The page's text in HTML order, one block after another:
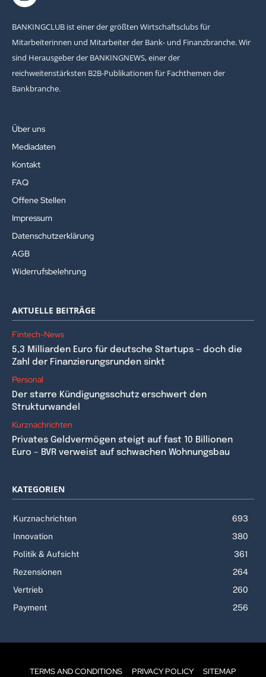
BANKINGCLUB ist einer der größten Wirtschaftsclubs für
Mitarbeiterinnen und Mitarbeiter der Bank- und Finanzbranche. Wir
sind Herausgeber der BANKINGNEWS, einer der
reichweitenstärksten B2B-Publikationen für Fachthemen der
Bankbranche.
Über uns
Mediadaten
Kontakt
FAQ
Offene Stellen
Impressum
Datenschutzerklärung
AGB
Widerrufsbelehrung
AKTUELLE BEITRÄGE
Fintech-News
5,3 Milliarden Euro für deutsche Startups – doch die
Zahl der Finanzierungsrunden sinkt
Personal
Der starre Kündigungsschutz erschwert den
Strukturwandel
Kurznachrichten
Privates Geldvermögen steigt auf fast 10 Billionen
Euro – BVR verweist auf schwachen Wohnungsbau
KATEGORIEN
Kurznachrichten
693
Innovation
380
Politik & Aufsicht
361
Rezensionen
264
Vertrieb
260
Payment
256
TERMS AND CONDITIONS PRIVACY POLICY SITEMAP